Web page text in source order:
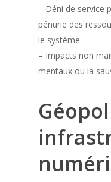
– Déni de service
pénurie des
le système.
– Impacts non
mentaux ou la